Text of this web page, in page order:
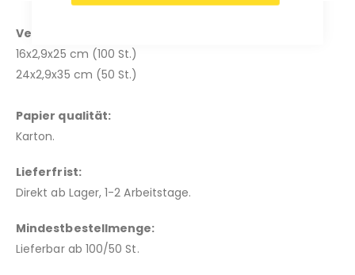
Verfügbare Größe:
16x2,9x25 cm (100 St.)
24x2,9x35 cm (50 St.)
Papier qualität:
Karton.
Lieferfrist:
Direkt ab Lager, 1-2 Arbeitstage.
Mindestbestellmenge:
Lieferbar ab 100/50 St.